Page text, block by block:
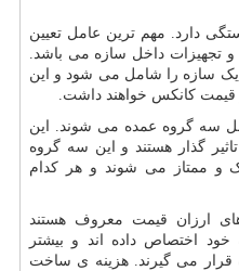
دارد. مهم ترین عامل تعیین
تجهیزات داخل سازه می باشد.
ساخت یک سازه را شامل می شود و این
قیمت کانکس خواهند داشت.
سه گروه عمده می شوند. این
گذار هستند و این سه گروه
و ممتاز می شوند و هر کدام
ارزان قیمت معروف هستند
خود اختصاص داده اند و بیشتر
قرار می گیرند. هزینه ی ساخت